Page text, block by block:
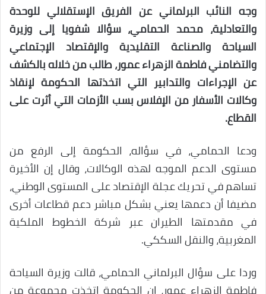
وجه النائب البرلماني عن الفريق الإستقلالي للوحدة
والتعادلية، محمد الحمامي، سؤالا شفويا إلى وزيرة
السياحة والصناعة التقليدية والإقتصاد الإجتماعي
والتضامني فاطمة الزهراء عمور، طالب من خلاله بالكشف
عن الإجراءات والتدابير التي اتخذتها الحكومة لإنقاذ
وكالات الأسفار من الإفلاس بسب الأزمات التي أثرت على
القطاع.
ودعا الحمامي، في سؤاله، الحكومة إلى الرفع من
مستوى الدعم الموجه لهذه الوكالات، وقال إن الأخيرة
تساهم في تحريك عجلة الإقتصاد على المستوى الوطني،
مضيفا أن دعمها يعني بشكل مباشر دعم قطاعات أخرى
في مقدمتها الطيران عبر شركة الخطوط الملكية
المغربية، والنقل السككي.
وردا على سؤال البرلماني الحمامي، قالت وزيرة السياحة
فاطمة الزهراء عمور، إن الحكومة اتخذت مجموعة من